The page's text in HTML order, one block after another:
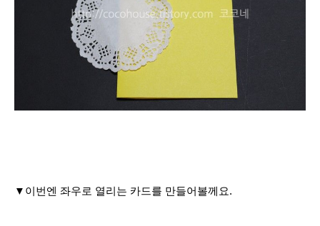
▼이번엔 좌우로 열리는 카드를 만들어볼께요.